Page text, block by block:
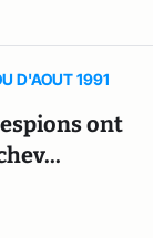
D'AOUT 1991
ont